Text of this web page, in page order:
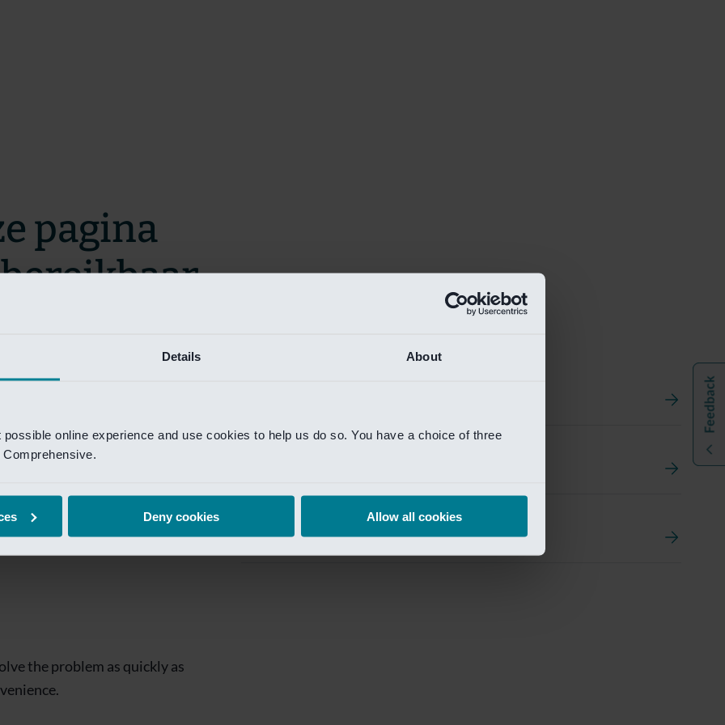
Details About
online experience and use cookies to help us do so. You have a choice of three
Deny cookies Allow all cookies
Van Lanschot Kempen Research
pagina
zo snel mogelijk te verhelpen.
te krijgen.
is
the problem as quickly as